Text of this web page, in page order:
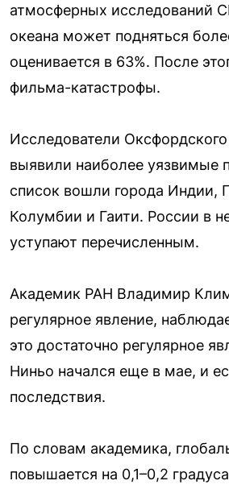
атмосферных исследований
океана может подняться
оценивается в 63%. После
фильма-катастрофы.
Исследователи
выявили наиболее уязвимые
список вошли города Индии,
Колумбии и Гаити. России в
уступают перечисленным.
Академик РАН Владимир
регулярное явление,
это достаточно регулярное
Ниньо начался еще в мае, и
последствия.
По словам академика,
повышается на 0,1–0,2